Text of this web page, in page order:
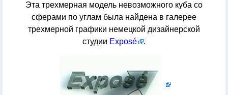
Эта трехмерная модель невозможного куба со
сферами по углам была найдена в галерее
трехмерной графики немецкой дизайнерской
студии Exposé .